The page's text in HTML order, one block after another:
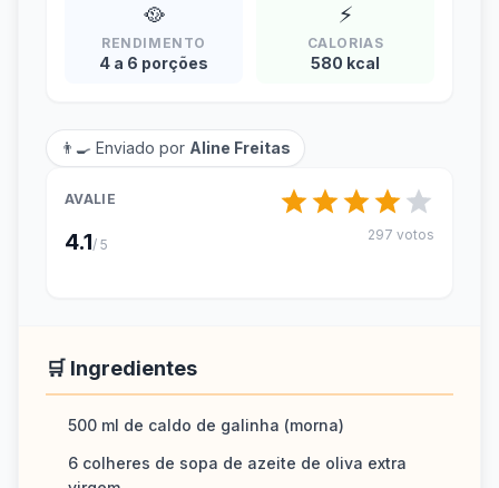
🥘
RENDIMENTO
4 a 6 porções
⚡
CALORIAS
580 kcal
👨‍🍳 Enviado por Aline Freitas
AVALIE
4.1/ 5
297 votos
🛒 Ingredientes
500 ml de caldo de galinha (morna)
6 colheres de sopa de azeite de oliva extra